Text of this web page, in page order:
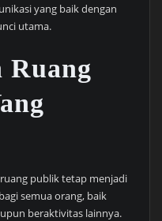
yang baik dengan
utama.
Ruang
publik tetap menjadi
semua orang, baik
beraktivitas lainnya.